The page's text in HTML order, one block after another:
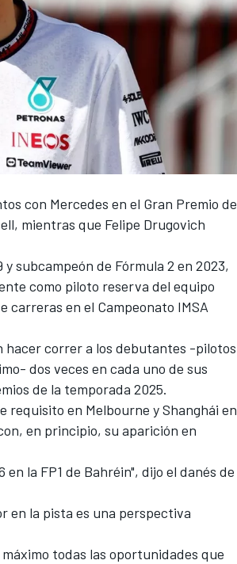
con Mercedes en el Gran Premio de
, mientras que Felipe Drugovich
subcampeón de Fórmula 2 en 2023,
como piloto reserva del equipo
carreras en el Campeonato IMSA
hacer correr a los debutantes -pilotos
dos veces en cada uno de sus
de la temporada 2025.
requisito en Melbourne y Shanghái en
en principio, su aparición en
la FP1 de Bahréin", dijo el danés de
en la pista es una perspectiva
todas las oportunidades que